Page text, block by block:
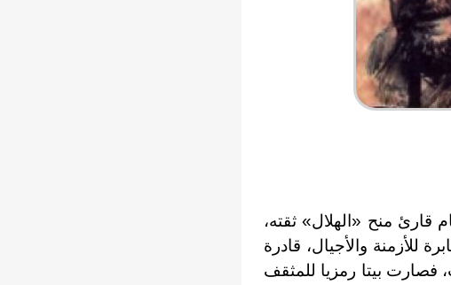
قارئ منح «الهلال» ثقته،
للأزمنة والأجيال، قادرة
فصارت بيتا رمزيا للمثقف